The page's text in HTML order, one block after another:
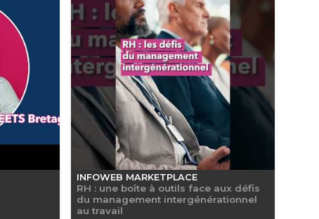
INFOWEB MARKETPLACE
RH : une boîte à outils face aux défis
du management intergénérationnel
au travail